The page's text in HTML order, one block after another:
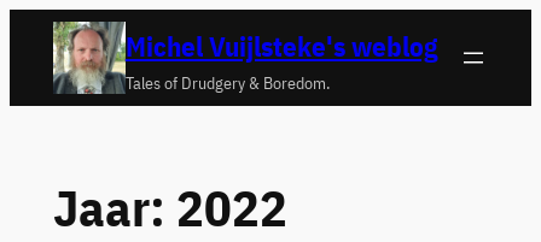
naar
Michel Vuijlsteke's weblog
Tales of Drudgery & Boredom.
Jaar: 2022